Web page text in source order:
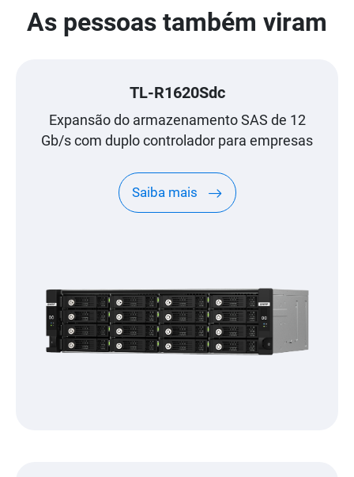
As pessoas também viram
TL-R1620Sdc
Expansão do armazenamento SAS de 12
Gb/s com duplo controlador para empresas
Saiba mais